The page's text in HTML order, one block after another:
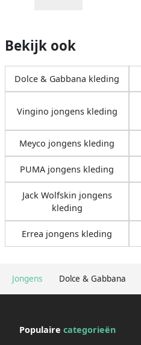
Jongens Dolce & Gabbana
Bekijk ook
Dolce & Gabbana kleding
Vingino jongens kleding
Meyco jongens kleding
PUMA jongens kleding
Jack Wolfskin jongens
kleding
Errea jongens kleding
Populaire categorieën